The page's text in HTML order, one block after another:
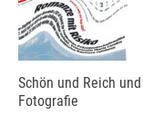
Schön und Reich
Fotografie